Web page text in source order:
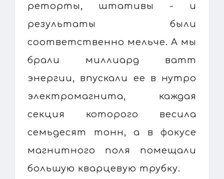
реторты, штативы - и
результаты были
соответственно мельче. А мы
брали миллиард ватт
энергии, впускали ее в нутро
электромагнита, каждая
секция которого весила
семьдесят тонн, а в фокусе
магнитного поля помещали
большую кварцевую трубку.